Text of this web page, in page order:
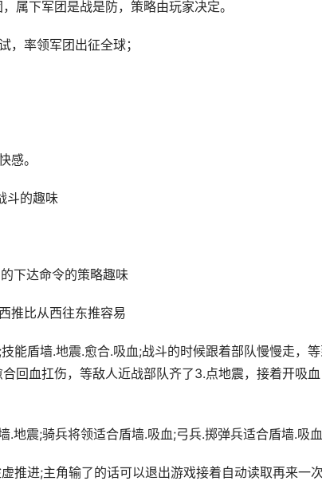
属下军团是战是防，策略由玩家决定。
，率领军团出征全球；
感。
斗的趣味
下达命令的策略趣味
推比从西往东推容易
能盾墙.地震.愈合.吸血;战斗的时候跟着部队慢慢走，
回血扛伤，等敌人近战部队齐了3.点地震，接着开吸
.地震;骑兵将领适合盾墙.吸血;弓兵.掷弹兵适合盾墙.吸血
推进;主角输了的话可以退出游戏接着自动读取再来一